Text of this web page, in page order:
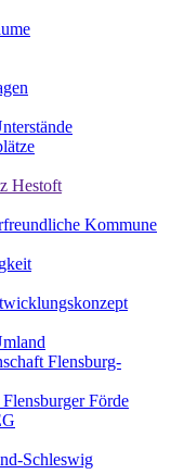
Hestoft
Kommune
Flensburg-
Förde
Schleswig